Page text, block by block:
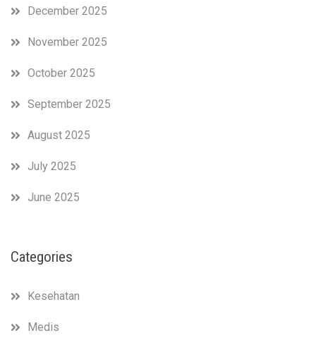
December 2025
November 2025
October 2025
September 2025
August 2025
July 2025
June 2025
Categories
Kesehatan
Medis